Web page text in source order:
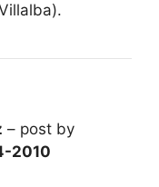
– post by
2010